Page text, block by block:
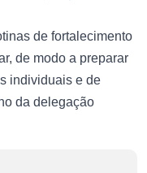
de fortalecimento
de modo a preparar
individuais e de
da delegação